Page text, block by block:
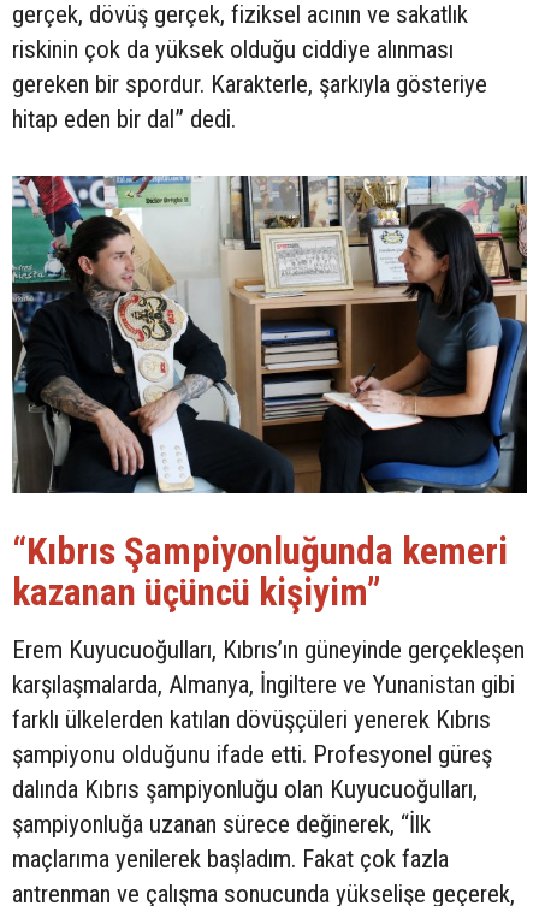
gerçek, dövüş gerçek, fiziksel acının ve sakatlık
riskinin çok da yüksek olduğu ciddiye alınması
gereken bir spordur. Karakterle, şarkıyla gösteriye
hitap eden bir dal” dedi.
“Kıbrıs Şampiyonluğunda kemeri
kazanan üçüncü kişiyim”
Erem Kuyucuoğulları, Kıbrıs’ın güneyinde gerçekleşen
karşılaşmalarda, Almanya, İngiltere ve Yunanistan gibi
farklı ülkelerden katılan dövüşçüleri yenerek Kıbrıs
şampiyonu olduğunu ifade etti. Profesyonel güreş
dalında Kıbrıs şampiyonluğu olan Kuyucuoğulları,
şampiyonluğa uzanan sürece değinerek, “İlk
maçlarıma yenilerek başladım. Fakat çok fazla
antrenman ve çalışma sonucunda yükselişe geçerek,